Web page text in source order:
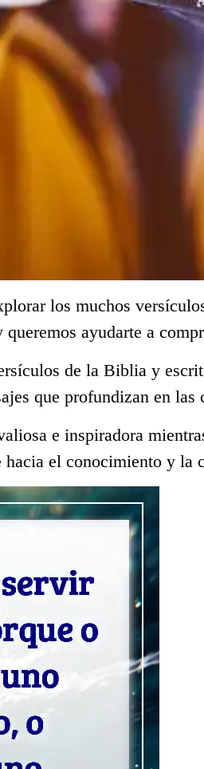
los muchos
ayudarte a
de la Biblia y
que profundizan en
e inspiradora
el conocimiento y la